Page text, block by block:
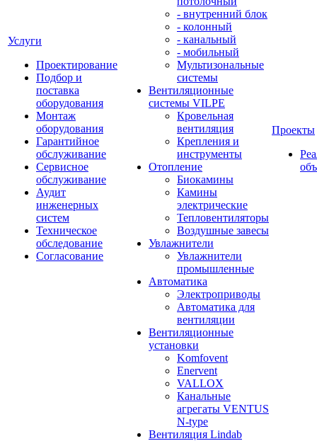
Услуги
Проектирование
Подбор и
поставка
оборудования
Монтаж
оборудования
Гарантийное
обслуживание
Сервисное
обслуживание
Аудит
инженерных
систем
Техническое
обследование
Согласование
- внутренний блок
- колонный
- канальный
- мобильный
Мультизональные
системы
Вентиляционные
системы VILPE
Кровельная
вентиляция
Крепления и
инструменты
Отопление
Биокамины
Камины
электрические
Тепловентиляторы
Воздушные завесы
Увлажнители
Увлажнители
промышленные
Автоматика
Электроприводы
Автоматика для
вентиляции
Вентиляционные
установки
Komfovent
Enervent
VALLOX
Канальные
агрегаты VENTUS
N-type
Вентиляция Lindab
Проекты